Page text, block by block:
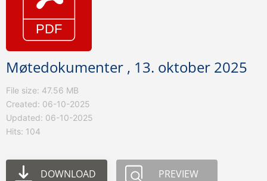
Møtedokumenter , 13. oktober 2025
File size: 47.56 MB
Created: 06-10-2025
Updated: 06-10-2025
Hits: 104
DOWNLOAD PREVIEW